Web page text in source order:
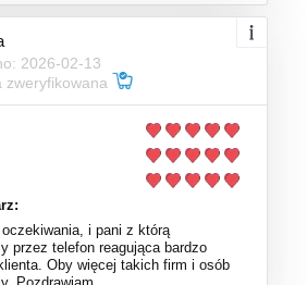
2026-02-13
zweryfikowana
oczekiwania, i pani z którą
przez telefon reagująca bardzo
Oby więcej takich firm i osób